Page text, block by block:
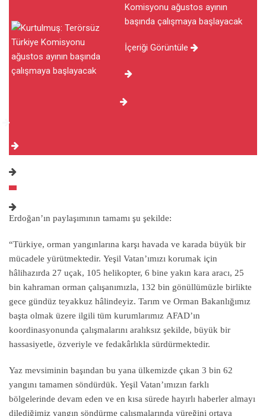
Komisyonu ağustos ayının
başında çalışmaya başlayacak
İçeriği Görüntüle
Erdoğan’ın paylaşımının tamamı şu şekilde:
“Türkiye, orman yangınlarına karşı havada ve karada büyük bir
mücadele yürütmektedir. Yeşil Vatan’ımızı korumak için
hâlihazırda 27 uçak, 105 helikopter, 6 bine yakın kara aracı, 25
bin kahraman orman çalışanımızla, 132 bin gönüllümüzle birlikte
gece gündüz teyakkuz hâlindeyiz. Tarım ve Orman Bakanlığımız
başta olmak üzere ilgili tüm kurumlarımız AFAD’ın
koordinasyonunda çalışmalarını aralıksız şekilde, büyük bir
hassasiyetle, özveriyle ve fedakârlıkla sürdürmektedir.
Yaz mevsiminin başından bu yana ülkemizde çıkan 3 bin 62
yangını tamamen söndürdük. Yeşil Vatan’ımızın farklı
bölgelerinde devam eden ve en kısa sürede hayırlı haberler almayı
dilediğimiz yangın söndürme çalışmalarında yüreğini ortaya